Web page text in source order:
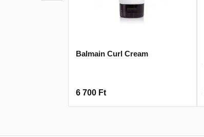
Balmain Curl Cream
6 700 Ft